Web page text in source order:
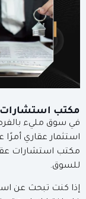
مكتب استشارات
في سوق مليء بالفرص
استثمار عقاري
مكتب استشارات
للسوق.
إذا كنت تبحث عن